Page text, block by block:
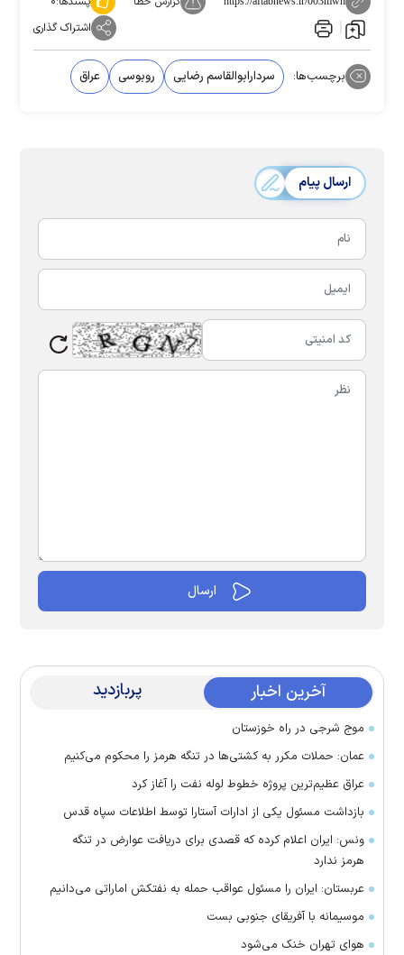
اشتراک گذاری
برچسب‌ها: سردارابوالقاسم رضایی روبوسی عراق
ارسال پیام
آخرین اخبار پربازدید
موج شرجی در راه خوزستان
عمان: حملات مکرر به کشتی‌ها در تنگه هرمز را محکوم می‌کنیم
عراق عظیم‌ترین پروژه خطوط لوله نفت را آغاز کرد
بازداشت مسئول یکی از ادارات آستارا توسط اطلاعات سپاه قدس
ونس: ایران اعلام کرده که قصدی برای دریافت عوارض در تنگه
هرمز ندارد
عربستان: ایران را مسئول عواقب حمله به نفتکش اماراتی می‌دانیم
موسیمانه با آفریقای جنوبی بست
هوای تهران خنک می‌شود